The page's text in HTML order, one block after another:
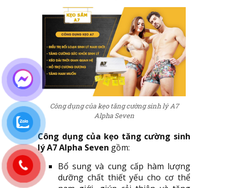
Công dụng của kẹo tăng cường sinh lý A7
Alpha Seven
Công dụng của kẹo tăng cường sinh
lý A7 Alpha Seven gồm:
Bổ sung và cung cấp hàm lượng
dưỡng chất thiết yếu cho cơ thể